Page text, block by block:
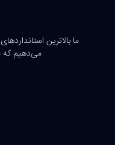
ما بالاترین
می‌دهیم که